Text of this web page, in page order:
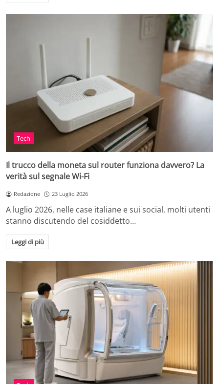
Tech
Il trucco della moneta sul router funziona davvero? La
verità sul segnale Wi-Fi
Redazione 23 Luglio 2026
A luglio 2026, nelle case italiane e sui social, molti utenti
stanno discutendo del cosiddetto…
Leggi di più